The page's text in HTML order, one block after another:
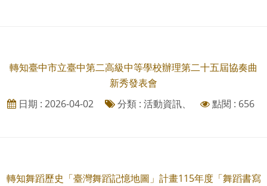
轉知臺中市立臺中第二高級中等學校辦理第二十五屆協奏曲
新秀發表會
日期 : 2026-04-02
分類 : 活動資訊、 點閱 : 656
轉知舞蹈歷史「臺灣舞蹈記憶地圖」計畫115年度「舞蹈書寫